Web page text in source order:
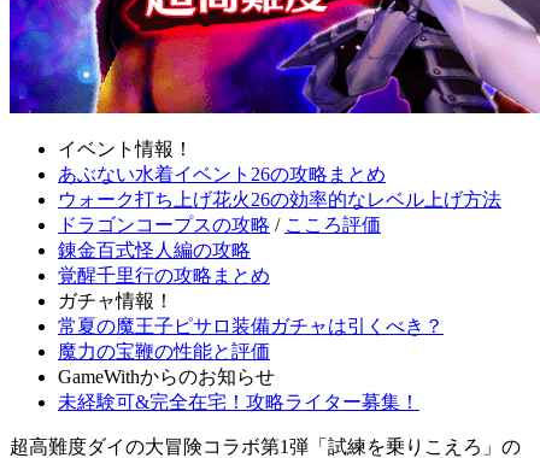
イベント情報！
あぶない水着イベント26の攻略まとめ
ウォーク打ち上げ花火26の効率的なレベル上げ方法
ドラゴンコープスの攻略 / こころ評価
錬金百式怪人編の攻略
覚醒千里行の攻略まとめ
ガチャ情報！
常夏の魔王子ピサロ装備ガチャは引くべき？
魔力の宝鞭の性能と評価
GameWithからのお知らせ
未経験可&完全在宅！攻略ライター募集！
超高難度ダイの大冒険コラボ第1弾「試練を乗りこえろ」の